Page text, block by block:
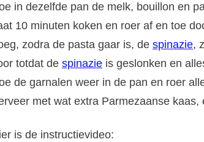
in dezelfde pan de melk, bouillon en
10 minuten koken en roer af en toe
zodra de pasta gaar is, de spinazie,
totdat de spinazie is geslonken en
de garnalen weer in de pan en roer
met wat extra Parmezaanse kaas,
is de instructievideo: